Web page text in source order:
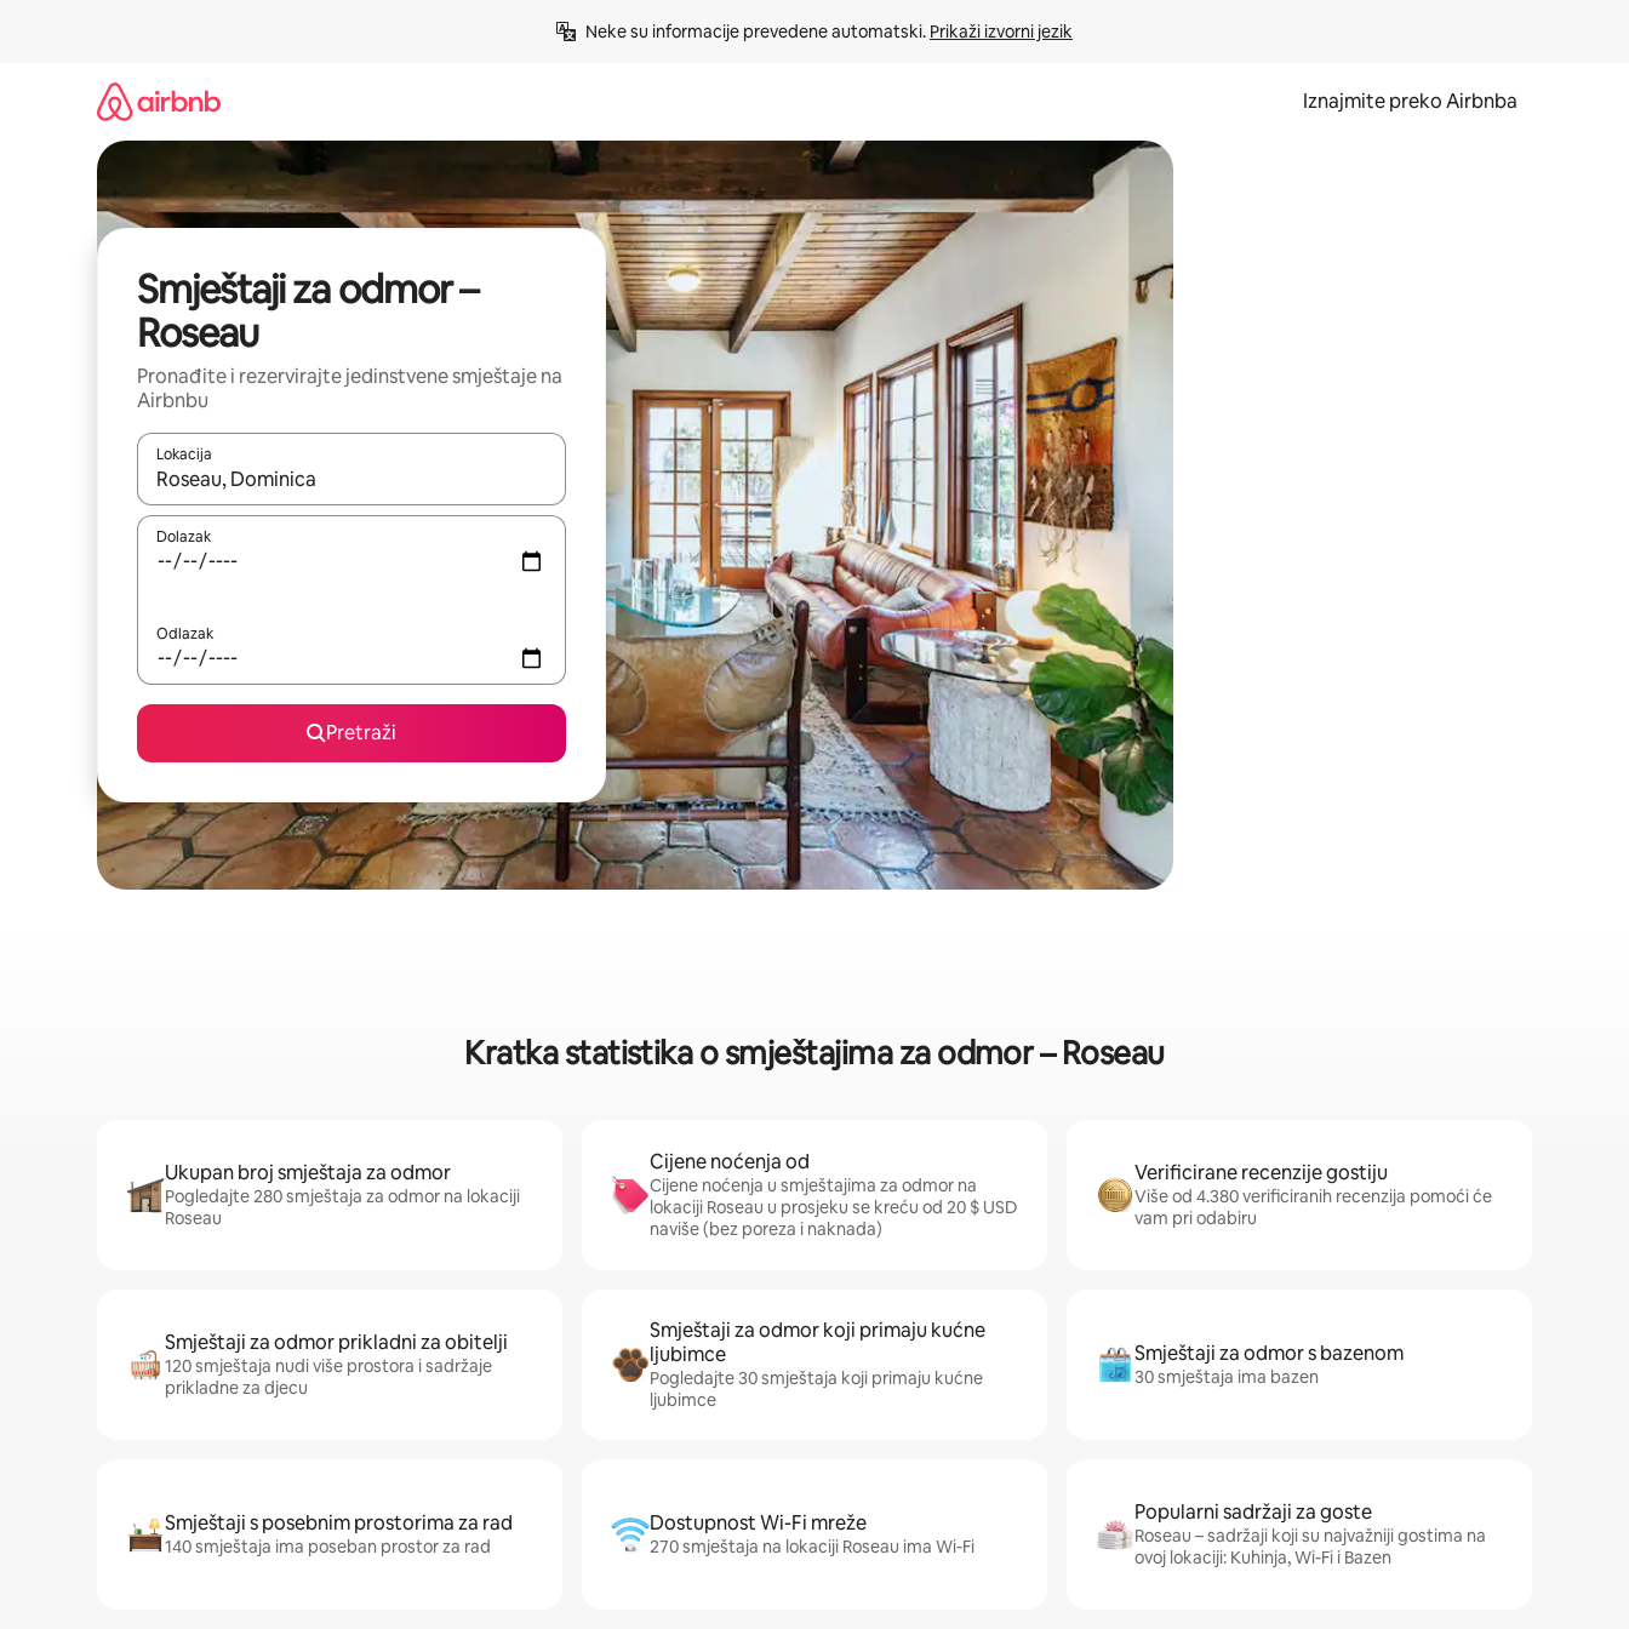
Neke su informacije prevedene automatski. Prikaži izvorni jezik
Iznajmite preko Airbnba
Smještaji za odmor –
Roseau
Pronađite i rezervirajte jedinstvene smještaje na
Airbnbu
Lokacija
Kada budu dostupni rezultati, moći ćete ih pregledati koristeći se strelicama prema gore i prema dolje, kao i dodirom ili prelaskom prstom po zaslonu.
Dolazak
Odlazak
Pretraži
Kratka statistika o smještajima za odmor – Roseau
Ukupan broj smještaja za odmor
Pogledajte 280 smještaja za odmor na lokaciji
Roseau
Cijene noćenja od
Cijene noćenja u smještajima za odmor na
lokaciji Roseau u prosjeku se kreću od 20 $ USD
naviše (bez poreza i naknada)
Verificirane recenzije gostiju
Više od 4.380 verificiranih recenzija pomoći će
vam pri odabiru
Smještaji za odmor prikladni za obitelji
120 smještaja nudi više prostora i sadržaje
prikladne za djecu
Smještaji za odmor koji primaju kućne
ljubimce
Pogledajte 30 smještaja koji primaju kućne
ljubimce
Smještaji za odmor s bazenom
30 smještaja ima bazen
Smještaji s posebnim prostorima za rad
140 smještaja ima poseban prostor za rad
Dostupnost Wi-Fi mreže
270 smještaja na lokaciji Roseau ima Wi-Fi
Popularni sadržaji za goste
Roseau – sadržaji koji su najvažniji gostima na
ovoj lokaciji: Kuhinja, Wi-Fi i Bazen